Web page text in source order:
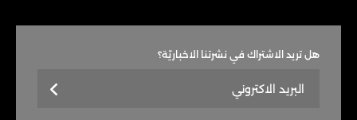
هل تريد الاشتراك في نشرتنا الاخباريّة؟